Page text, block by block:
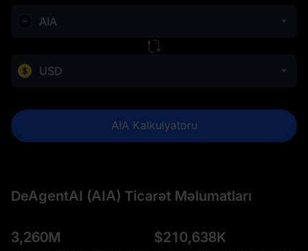
AIA
USD
AIA Kalkulyatoru
DeAgentAI (AIA) Ticarət Məlumatları
3,260M $210,638K